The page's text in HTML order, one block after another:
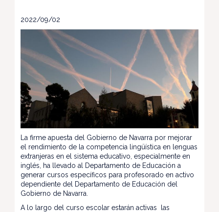
2022/09/02
La firme apuesta del Gobierno de Navarra por mejorar
el rendimiento de la competencia lingüística en lenguas
extranjeras en el sistema educativo, especialmente en
inglés, ha llevado al Departamento de Educación a
generar cursos específicos para profesorado en activo
dependiente del Departamento de Educación del
Gobierno de Navarra.
A lo largo del curso escolar estarán activas las